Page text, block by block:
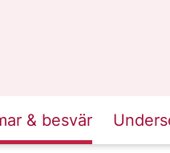
& besvär